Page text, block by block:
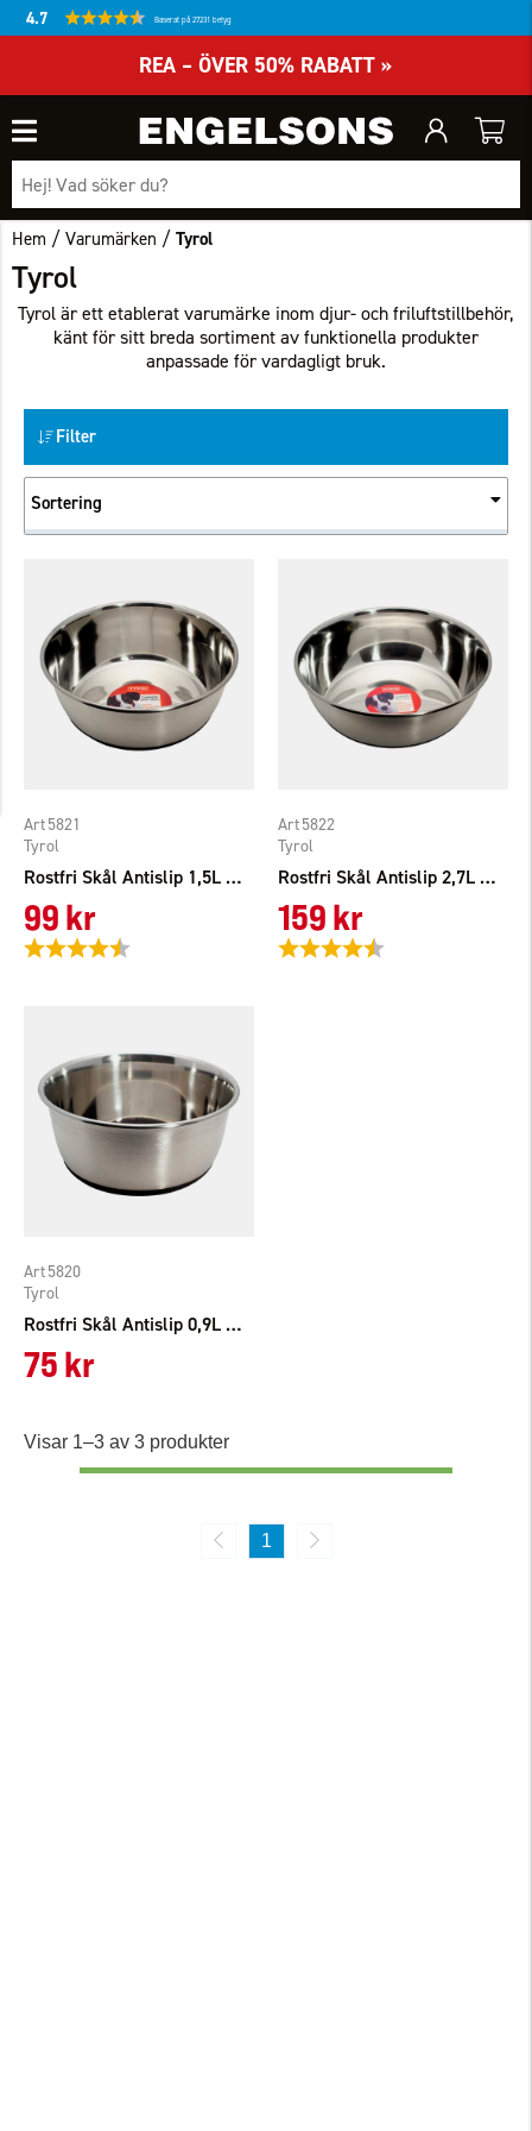
4.7 Baserat på 27231 betyg
REA – ÖVER 50% RABATT »
Hem /Varumärken /Tyrol
Tyrol
Tyrol är ett etablerat varumärke inom djur- och friluftstillbehör,
känt för sitt breda sortiment av funktionella produkter
anpassade för vardagligt bruk.
Filter
Sortering
Rostfri Skål Antislip 1,5L Tyrol
Tyrol
5821
99 kr
Betyg:
Rostfri Skål Antislip 2,7L Tyrol
Tyrol
5822
159 kr
Betyg:
Rostfri Skål Antislip 0,9L Tyrol
Tyrol
5820
75 kr
Visar 1–3 av 3 produkter
1